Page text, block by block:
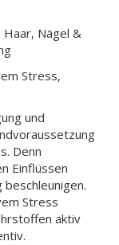
Haar, Nägel &
Stress,
und
Denn
Einflüssen
Stress
aktiv